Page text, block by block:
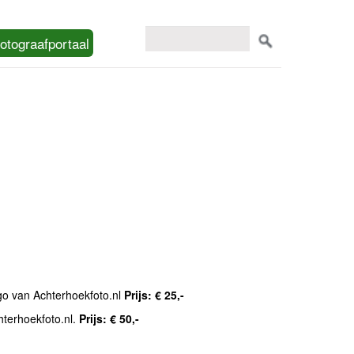
van Achterhoekfoto.nl Prijs: € 25,-
Prijs: € 50,-